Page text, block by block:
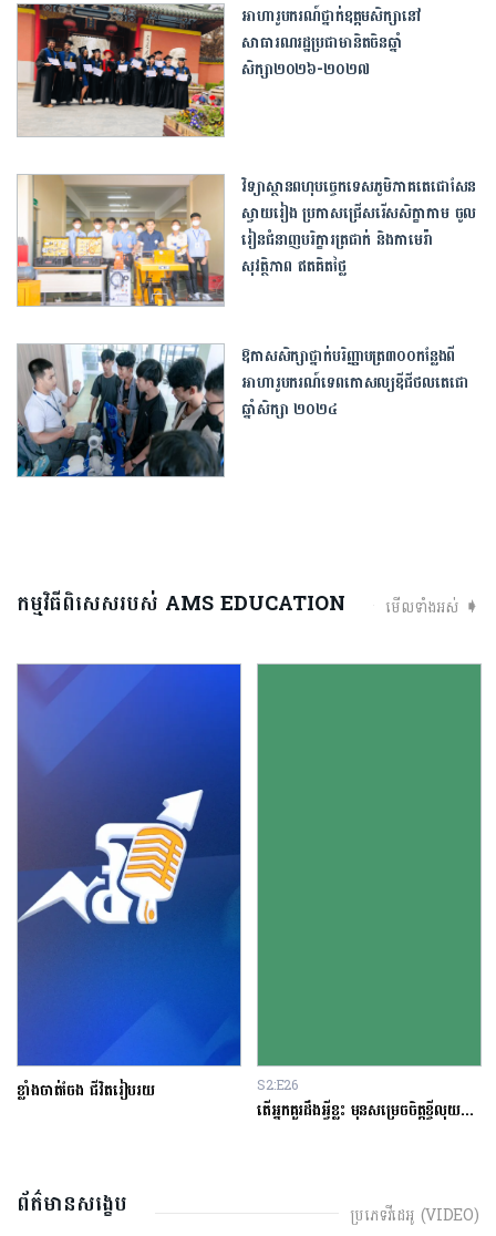
អាហារូបករណ៍ថ្នាក់ឧត្ដមសិក្សានៅ
សាធារណរដ្ឋប្រជាមានិតចិនឆ្នាំ
សិក្សា២០២៦-២០២៧
វិទ្យាស្ថានពហុបច្ចេកទេស​ភូមិភាគ​តេជោសែន
ស្វាយរៀង ប្រកាសជ្រើសរើស​សិក្ខាកាម ចូល
រៀន​ជំនាញបរិក្ខារត្រជាក់ និង​កាមេរ៉ា
សុវត្ថិភាព ឥតគិតថ្លៃ
ឱកាសសិក្សាថ្នាក់បរិញ្ញាបត្រ៣០០កន្លែងពី
អាហារូបករណ៍ទេពកោសល្យឌីជីថលតេជោ
ឆ្នាំសិក្សា ២០២៤
កម្មវិធីពិសេសរបស់ AMS EDUCATION មើលទាំងអស់ ➧
ខ្លាំងចាត់ចែង ជីវិតរៀបរយ S2:E26
តើអ្នកគួរដឹងអ្វីខ្លះ មុនសម្រេចចិត្តខ្ចីលុយនៅធនាគារ?
ព័ត៌មានសង្ខេប ប្រភេទវីដេអូ (VIDEO)